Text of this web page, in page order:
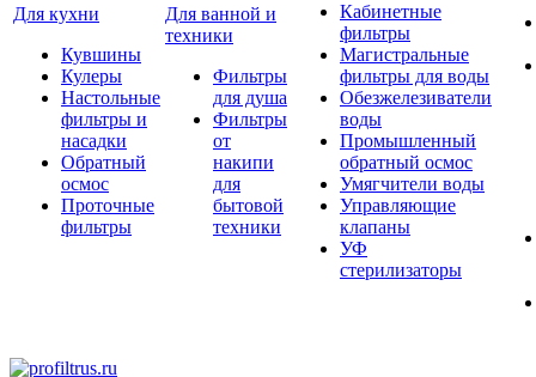
Для кухни
Кувшины
Кулеры
Настольные
фильтры и
насадки
Обратный
осмос
Проточные
фильтры
Для ванной и
техники
Фильтры
для душа
Фильтры
от
накипи
для
бытовой
техники
Кабинетные
фильтры
Магистральные
фильтры для воды
Обезжелезиватели
воды
Промышленный
обратный осмос
Умягчители воды
Управляющие
клапаны
УФ
стерилизаторы